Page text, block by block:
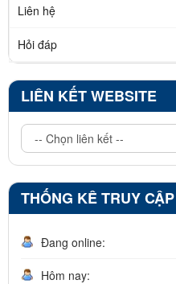
Liên hệ
Hỏi đáp
LIÊN KẾT WEBSITE
THỐNG KÊ TRUY CẬP
Đang online:
Hôm nay: